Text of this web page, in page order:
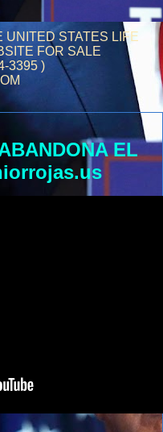
UNITED STATES LIFE
FOR SALE
3395 )
EL